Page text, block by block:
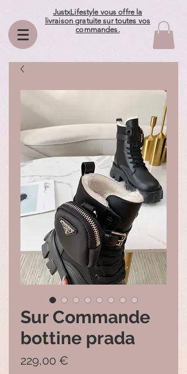
JustxLifestyle vous offre la
livraison gratuite sur toutes vos
commandes.
Sur Commande
bottine prada
229,00 €